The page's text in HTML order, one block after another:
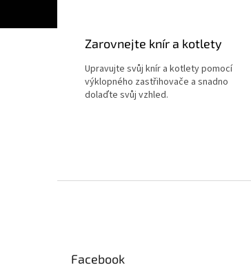
Zarovnejte knír a kotlety
Upravujte svůj knír a kotlety pomocí
výklopného zastřihovače a snadno
dolaďte svůj vzhled.
Facebook